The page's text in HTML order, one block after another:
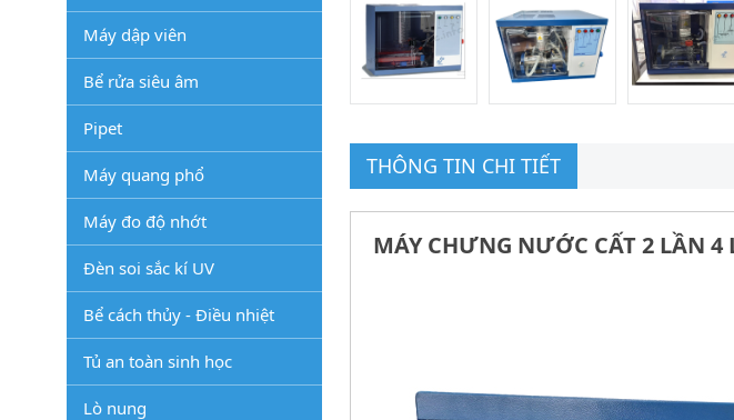
THÔNG TIN CHI TIẾT
MÁY CHƯNG NƯỚC CẤT 2 LẦN
Máy dập viên
Bể rửa siêu âm
Pipet
Máy quang phổ
Máy đo độ nhớt
Đèn soi sắc kí UV
Bể cách thủy - Điều nhiệt
Tủ an toàn sinh học
Lò nung